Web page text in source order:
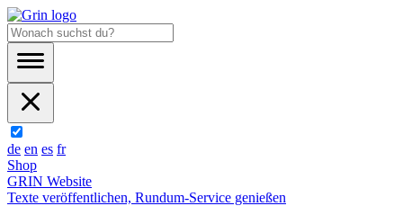
de en es fr
Shop
GRIN Website
Texte veröffentlichen, Rundum-Service genießen